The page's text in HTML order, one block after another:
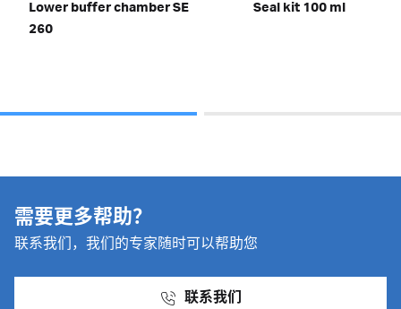
Lower buffer chamber SE
260
Seal kit 100 ml
需要更多帮助？
联系我们，我们的专家随时可以帮助您
联系我们